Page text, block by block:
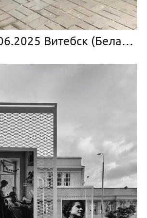
Фотокрок 06.2025 Витебск (Беларусь)